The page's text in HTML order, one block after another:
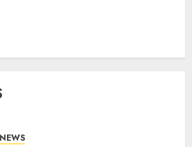
NEWS